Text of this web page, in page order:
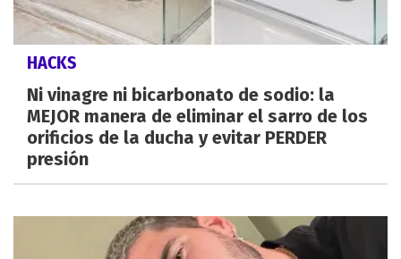
HACKS
Ni vinagre ni bicarbonato de sodio: la
MEJOR manera de eliminar el sarro de los
orificios de la ducha y evitar PERDER
presión